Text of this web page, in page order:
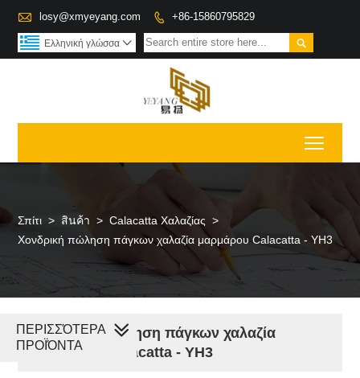
 losy@xmyeyang.com  +86-15860795829

Ελληνική γλώσσα 
Σπίτι > สินค้า > Calacatta Χαλαζίας >
Χονδρική πώληση πάγκων χαλαζία μαρμάρου Calacatta - YH3
Χονδρική πώληση πάγκων χαλαζία
μαρμάρου Calacatta - YH3
ΠΕΡΙΣΣΌΤΕΡΑ
ΠΡΟΪΌΝΤΑ